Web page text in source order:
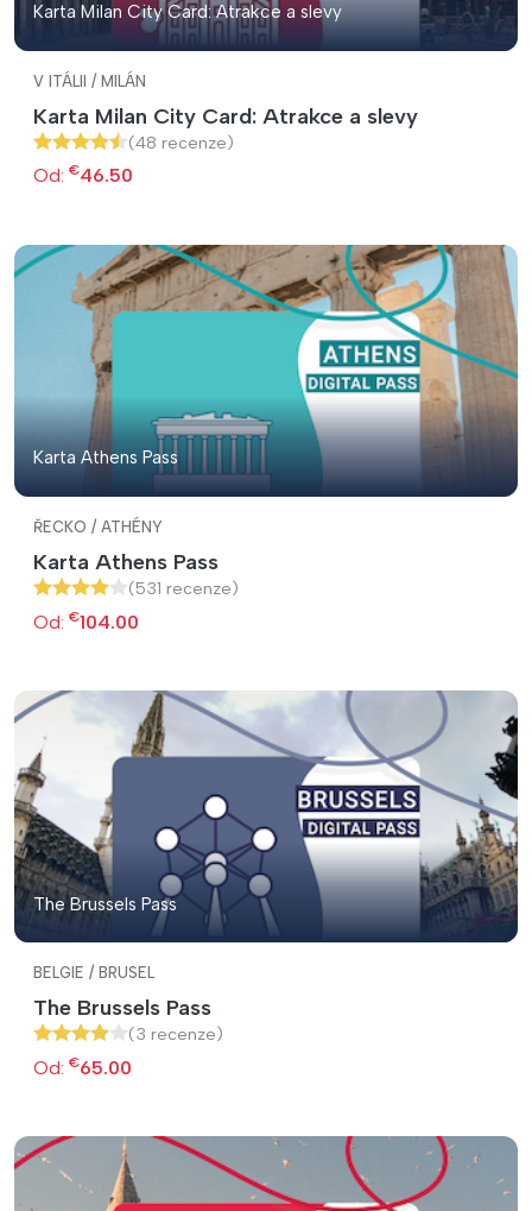
Karta Milan City Card: Atrakce a slevy
V ITÁLII / MILÁN
Karta Milan City Card: Atrakce a slevy
(48 recenze)
Od: €46.50
Karta Athens Pass
ŘECKO / ATHÉNY
Karta Athens Pass
(531 recenze)
Od: €104.00
The Brussels Pass
BELGIE / BRUSEL
The Brussels Pass
(3 recenze)
Od: €65.00